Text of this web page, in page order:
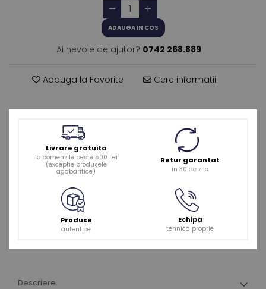
ADAUGA IN COS
Ai nevoie de ajutor? 0742 268.889
Adauga la Favorite Cere informatii
Livrare gratuita
la comenzile peste 500 Lei
(exceptie produsele
agabaritice)
Retur garantat
în 30 de zile
Produse
autentice
Echipa
tehnica proprie
Descriere